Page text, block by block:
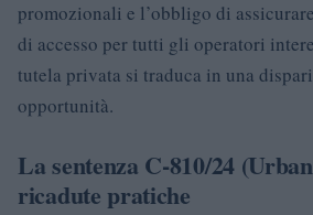
promozionali e l’obbligo di
di accesso per tutti gli operatori
tutela privata si traduca in una
opportunità.
La sentenza C-810/24
ricadute pratiche